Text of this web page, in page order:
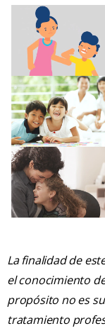
La finalidad de
el conocimiento
propósito no es
tratamiento